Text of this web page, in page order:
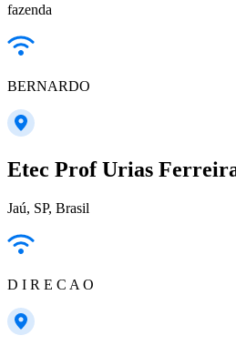
fazenda
BERNARDO
Etec Prof Urias
Jaú, SP, Brasil
D I R E C A O